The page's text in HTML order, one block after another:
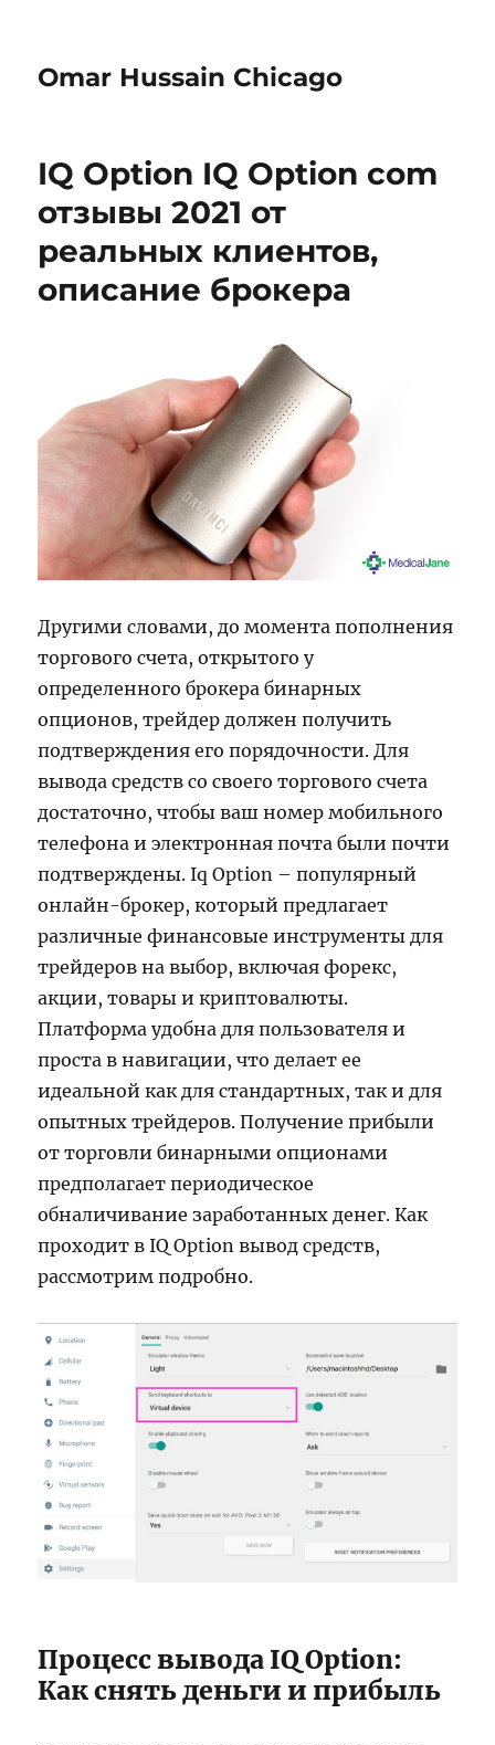
Omar Hussain Chicago
IQ Option IQ Option com
отзывы 2021 от
реальных клиентов,
описание брокера
Другими словами, до момента пополнения
торгового счета, открытого у
определенного брокера бинарных
опционов, трейдер должен получить
подтверждения его порядочности. Для
вывода средств со своего торгового счета
достаточно, чтобы ваш номер мобильного
телефона и электронная почта были почти
подтверждены. Iq Option – популярный
онлайн-брокер, который предлагает
различные финансовые инструменты для
трейдеров на выбор, включая форекс,
акции, товары и криптовалюты.
Платформа удобна для пользователя и
проста в навигации, что делает ее
идеальной как для стандартных, так и для
опытных трейдеров. Получение прибыли
от торговли бинарными опционами
предполагает периодическое
обналичивание заработанных денег. Как
проходит в IQ Option вывод средств,
рассмотрим подробно.
Процесс вывода IQ Option:
Как снять деньги и прибыль